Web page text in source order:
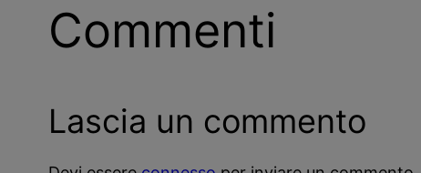
Commenti
Lascia un commento